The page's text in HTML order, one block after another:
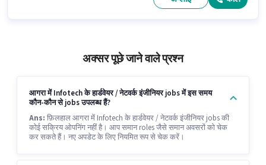
अक्सर पूछे जाने वाले प्रश्न
आगरा में Infotech के हार्डवेयर / नेटवर्क इंजीनियर jobs में इस समय
कौन-कौन से jobs उपलब्ध हैं?
Ans: फ़िलहाल आगरा में Infotech के हार्डवेयर / नेटवर्क इंजीनियर jobs की
कोई सक्रिय ओपनिंग नहीं है। आप समान roles जैसे समान अवसरों को चेक
कर सकते हैं। नए अपडेट के लिए नियमित रूप से चेक करें।